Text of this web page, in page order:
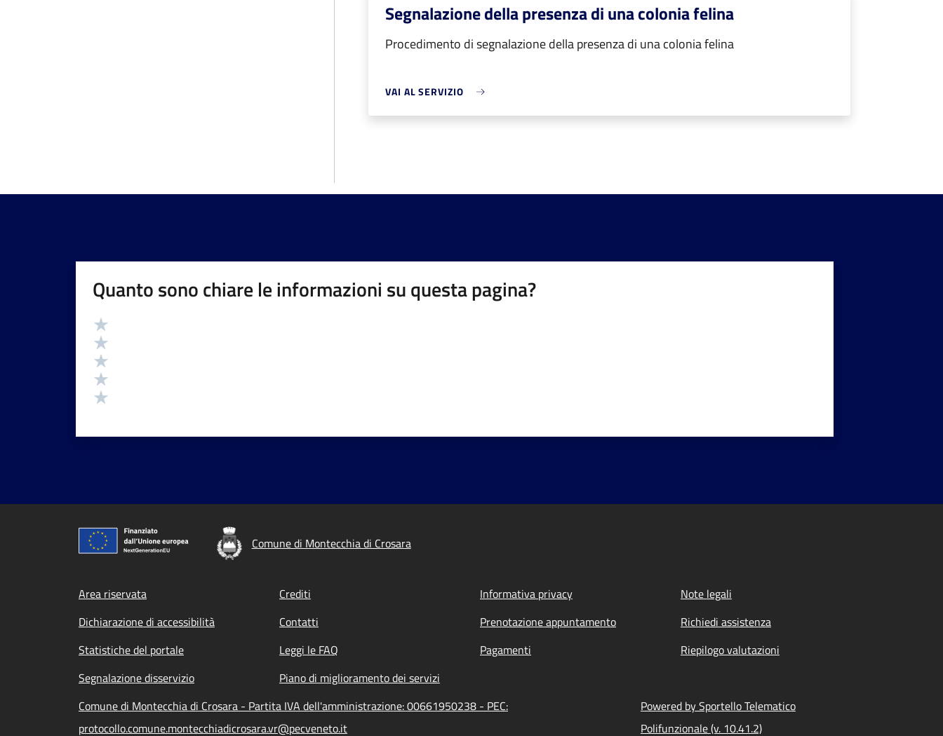
Segnalazione della presenza di una colonia felina
Procedimento di segnalazione della presenza di una colonia felina
VAI AL SERVIZIO
Quanto sono chiare le informazioni su questa pagina?
Valutazione
Comune di Montecchia di Crosara
Footer menu
Area riservata Crediti Informativa privacy
Note legali
Dichiarazione di accessibilità
Contatti Prenotazione appuntamento
Richiedi assistenza
Statistiche del portale
Leggi le FAQ Pagamenti
Riepilogo valutazioni
Segnalazione disservizio
Piano di miglioramento dei servizi
Comune di Montecchia di Crosara - Partita IVA dell'amministrazione: 00661950238 - PEC:
protocollo.comune.montecchiadicrosara.vr@pecveneto.it
Powered by Sportello Telematico
Polifunzionale (v. 10.41.2)